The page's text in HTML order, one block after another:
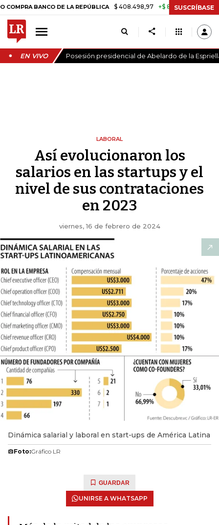
BANCO DE LA REPÚBLICA $ 408.498,97 +$ 8.753,81 +2,19% TASA
SUSCRÍBASE
EN VIVO Posesión presidencial de Abelardo de la
LABORAL
Así evolucionaron los
salarios en las startups y el
nivel de sus contrataciones
en 2023
viernes, 16 de febrero de 2024
Dinámica salarial y laboral en start-ups de América Latina
Foto:Gráfico LR
GUARDAR
UNIRSE A WHATSAPP